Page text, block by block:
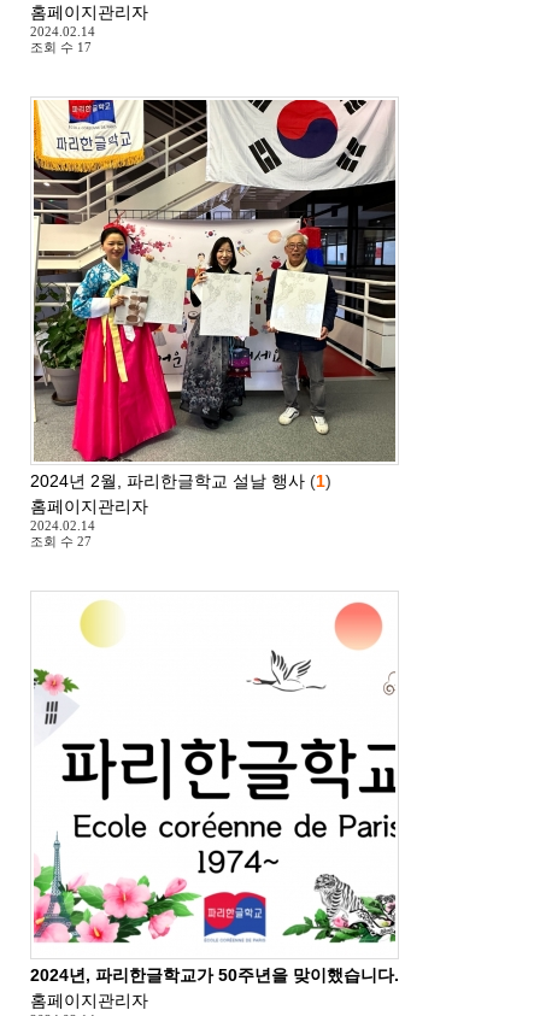
홈페이지관리자
2024.02.14
조회 수 17
2024년 2월, 파리한글학교 설날 행사 (1)
홈페이지관리자
2024.02.14
조회 수 27
2024년, 파리한글학교가 50주년을 맞이했습니다.
홈페이지관리자